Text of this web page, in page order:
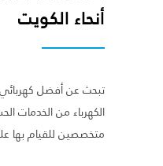
أنحاء الكويت
تبحث عن أفضل
الكهرباء من الخدمات
متخصصين للقيام بها